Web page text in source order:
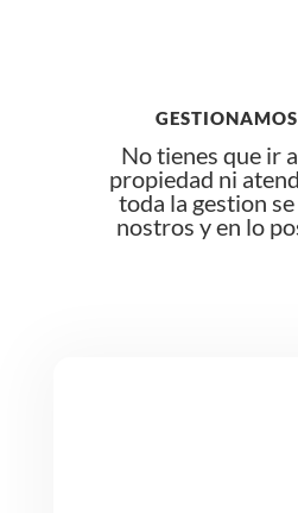
No tienes que ir
propiedad ni
toda la gestion
nostros y en lo